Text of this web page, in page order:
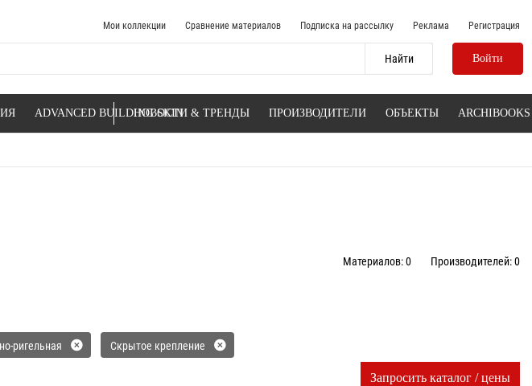
Мои коллекции Сравнение материалов Подписка на рассылку Реклама Регистрация
Войти
ADVANCED BUILDING SKINНОВОСТИ & ТРЕНДЫ ПРОИЗВОДИТЕЛИ ОБЪЕКТЫ ARCHIBOOKS
Материалов: 0 Производителей: 0
ригельная Скрытое крепление
Запросить каталог / цены